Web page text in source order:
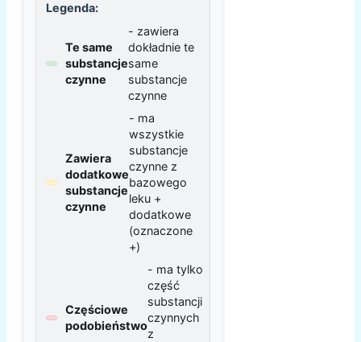
Legenda:
Te same
substancje
czynne
- zawiera
dokładnie te
same
substancje
czynne
Zawiera
dodatkowe
substancje
czynne
- ma
wszystkie
substancje
czynne z
bazowego
leku +
dodatkowe
(oznaczone
+)
Częściowe
podobieństwo
- ma tylko
część
substancji
czynnych
z